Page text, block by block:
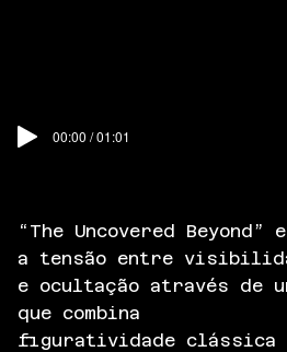
“The Uncovered Beyond”
a tensão entre
e ocultação através de
que combina
figuratividade clássica
00:00 / 01:01